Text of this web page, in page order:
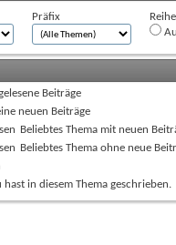
Präfix
Beiträge
neuen Beiträge
Beliebtes Thema mit neuen
Beliebtes Thema ohne neue
hast in diesem Thema geschrieben.